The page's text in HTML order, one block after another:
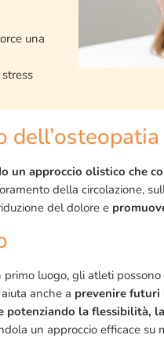
una
dell’osteopatia
approccio olistico che
della circolazione,
del dolore e
primo luogo, gli atleti
aiuta anche a prevenire
la flessibilità,
un approccio efficace su